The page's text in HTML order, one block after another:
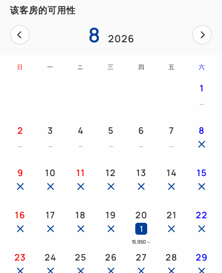
该客房的可用性
8 2026
日 一 ニ 三 四 五 六
1
2 3 4 5 6 7 8
9 10 11 12 13 14 15
16 17 18 19 20
1
15,950 ～
21 22
23 24 25 26 27 28 29